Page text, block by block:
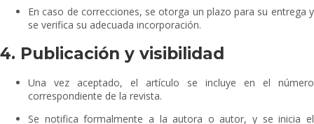
En caso de correcciones, se otorga un plazo para su entrega y
se verifica su adecuada incorporación.
4. Publicación y visibilidad
Una vez aceptado, el artículo se incluye en el número
correspondiente de la revista.
Se notifica formalmente a la autora o autor, y se inicia el